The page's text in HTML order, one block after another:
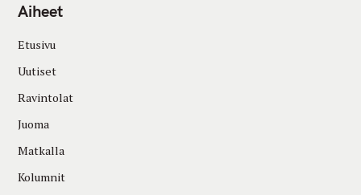
Aiheet
Etusivu
Uutiset
Ravintolat
Juoma
Matkalla
Kolumnit